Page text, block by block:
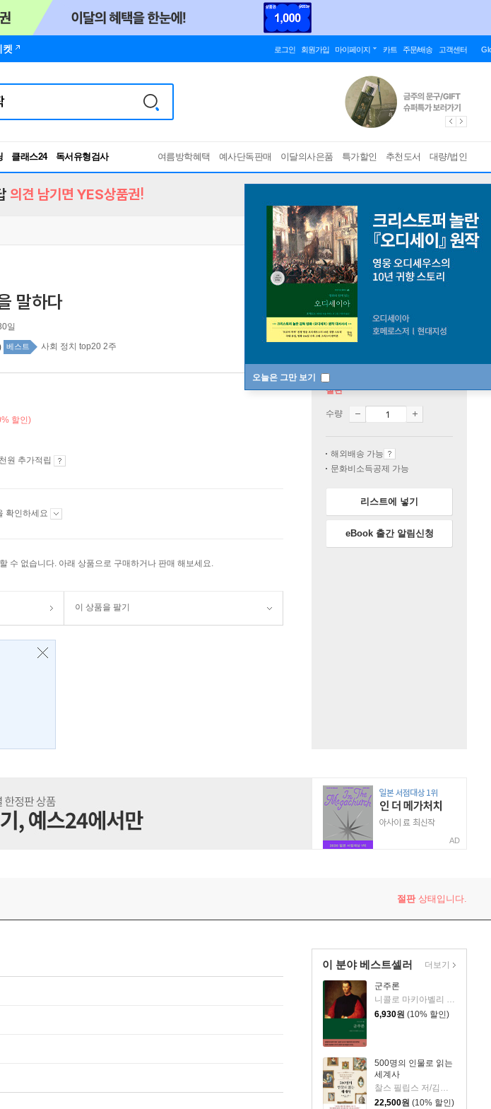
켓 로그인 회원가입 마이페이지 카트 주문/배송 고객센터
클래스24
RBTI Lab
독서유형검사
여름방학혜택 예사단독판매 이달의사은품 특가할인 추천도서 대량/법인
오늘은 그만 보기
의견 남기면 YES상품권!
말하다
일
베스트 사회 정치 top20 2주
할인)
원 추가적립
확인하세요
수 없습니다. 아래 상품으로 구매하거나 판매 해보세요.
이 상품을 팔기
절판
수량
해외배송 가능
문화비소득공제 가능
리스트에 넣기
eBook 출간 알림신청
AD
절판상태입니다.
이 분야 베스트셀러
군주론
니콜로 마키아벨리 저/김운찬 역
6,930원 (10% 할인)
500명의 인물로 읽는
세계사
찰스 필립스 저/김봉중 감수/임지연 역
22,500원 (10% 할인)
더보기